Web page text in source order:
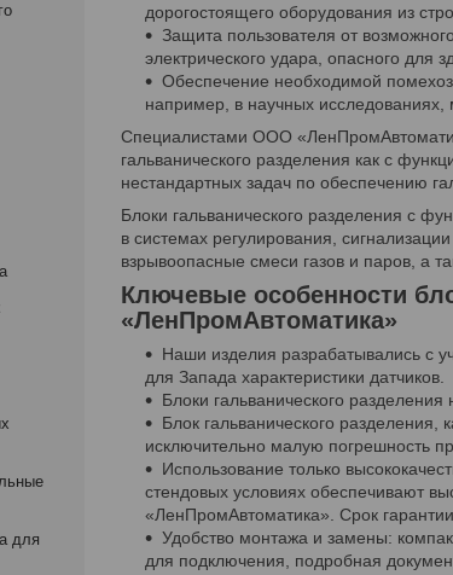
дорогостоящего оборудования из
Защита пользователя от
электрического удара, опасного для
Обеспечение необходимой
например, в научных исследованиях,
Специалистами ООО
гальванического разделения как с
нестандартных задач по обеспечению
Блоки гальванического разделения с
в системах регулирования,
взрывоопасные смеси газов и паров, а
Ключевые особенности
«ЛенПромАвтоматика»
Наши изделия разрабатывались с
для Запада характеристики датчиков.
Блоки гальванического
Блок гальванического
исключительно малую погрешность
Использование только
стендовых условиях обеспечивают
«ЛенПромАвтоматика». Срок
Удобство монтажа и замены:
для подключения, подробная
для